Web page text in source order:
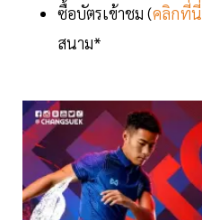
ซื้อบัตรเข้าชม (คลิกที่นี่
สนาม*